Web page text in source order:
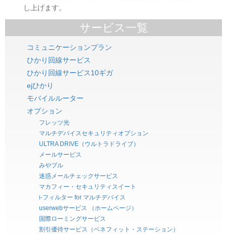
し上げます。
サービス一覧
コミュニケーションプラン
ひかり回線サービス
ひかり回線サービス10ギガ
ejひかり
モバイルルーター
オプション
フレッツ光
マルチデバイスセキュリティオプション
ULTRA DRIVE（ウルトラドライブ）
メールサービス
みやブル
迷惑メールチェックサービス
マカフィー・セキュリティスイート
i-フィルター for マルチデバイス
userwebサービス （ホームページ）
国際ローミングサービス
割引優待サービス（ベネフィット・ステーション）